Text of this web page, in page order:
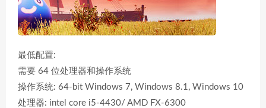
最低配置:
需要 64 位处理器和操作系统
操作系统: 64-bit Windows 7, Windows 8.1, Windows 10
处理器: intel core i5-4430/ AMD FX-6300